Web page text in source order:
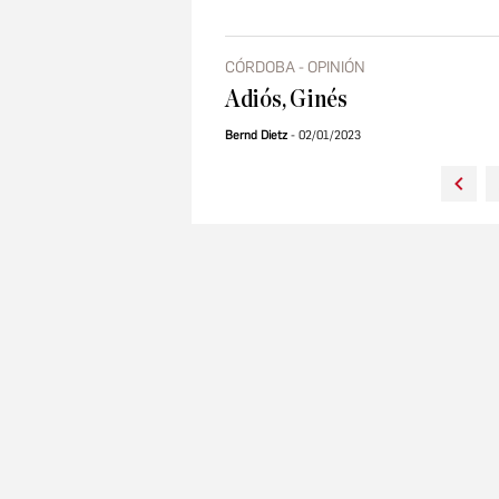
CÓRDOBA - OPINIÓN
Adiós, Ginés
Bernd Dietz 02/01/2023